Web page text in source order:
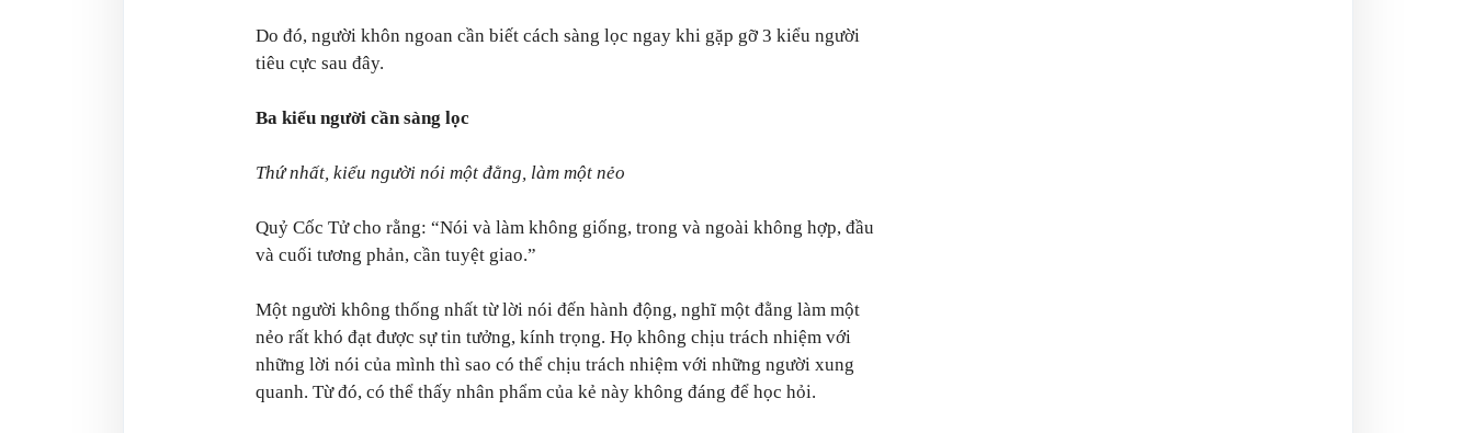
Do đó, người khôn ngoan cần biết cách sàng lọc ngay khi gặp gỡ 3 kiểu người
tiêu cực sau đây.
Ba kiểu người cần sàng lọc
Thứ nhất, kiểu người nói một đằng, làm một nẻo
Quỷ Cốc Tử cho rằng: “Nói và làm không giống, trong và ngoài không hợp, đầu
và cuối tương phản, cần tuyệt giao.”
Một người không thống nhất từ lời nói đến hành động, nghĩ một đằng làm một
nẻo rất khó đạt được sự tin tưởng, kính trọng. Họ không chịu trách nhiệm với
những lời nói của mình thì sao có thể chịu trách nhiệm với những người xung
quanh. Từ đó, có thể thấy nhân phẩm của kẻ này không đáng để học hỏi.